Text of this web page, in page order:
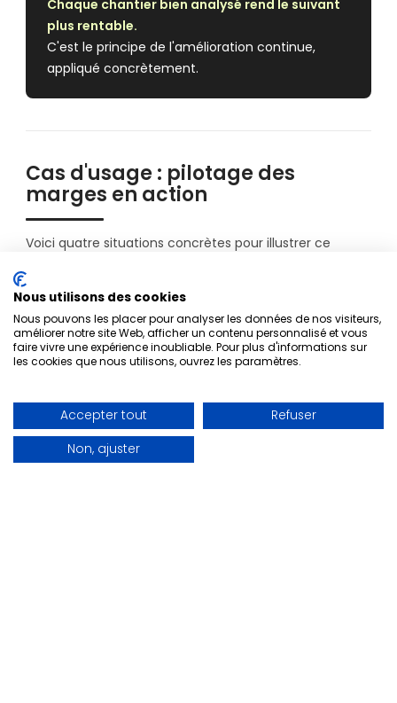
Chaque chantier bien analysé rend le suivant
plus rentable.
C'est le principe de l'amélioration continue,
appliqué concrètement.
Cas d'usage : pilotage des
marges en action
Voici quatre situations concrètes pour illustrer ce
Problème initial Solution
Gros
salariés
30 % des chantiers non
rentables. Surcoûts détectés
Dashboard
Second
Suivi sur Excel partagé,
Nous utilisons des cookies
Nous pouvons les placer pour analyser les données de nos visiteurs,
améliorer notre site Web, afficher un contenu personnalisé et vous
faire vivre une expérience inoubliable. Pour plus d'informations sur
les cookies que nous utilisons, ouvrez les paramètres.
Accepter tout
Refuser
Non, ajuster